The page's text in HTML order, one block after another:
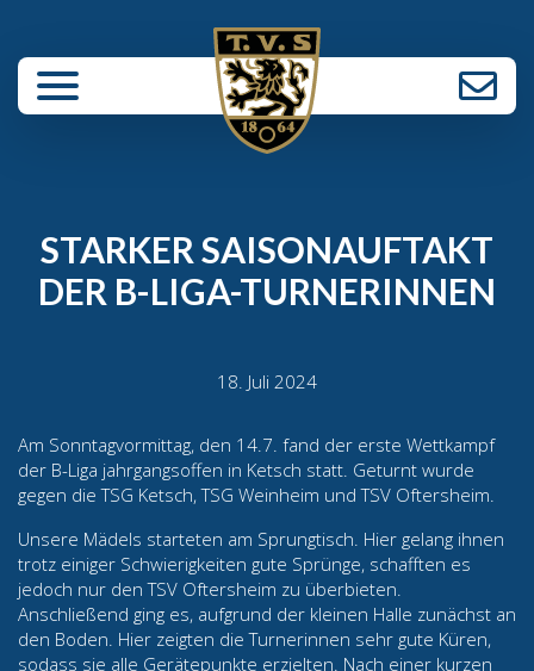
schließen
STARKER SAISONAUFTAKT
DER B-LIGA-TURNERINNEN
18. Juli 2024
Am Sonntagvormittag, den 14.7. fand der erste Wettkampf
der B-Liga jahrgangsoffen in Ketsch statt. Geturnt wurde
gegen die TSG Ketsch, TSG Weinheim und TSV Oftersheim.
Unsere Mädels starteten am Sprungtisch. Hier gelang ihnen
trotz einiger Schwierigkeiten gute Sprünge, schafften es
jedoch nur den TSV Oftersheim zu überbieten.
Anschließend ging es, aufgrund der kleinen Halle zunächst an
den Boden. Hier zeigten die Turnerinnen sehr gute Küren,
sodass sie alle Gerätepunkte erzielten. Nach einer kurzen